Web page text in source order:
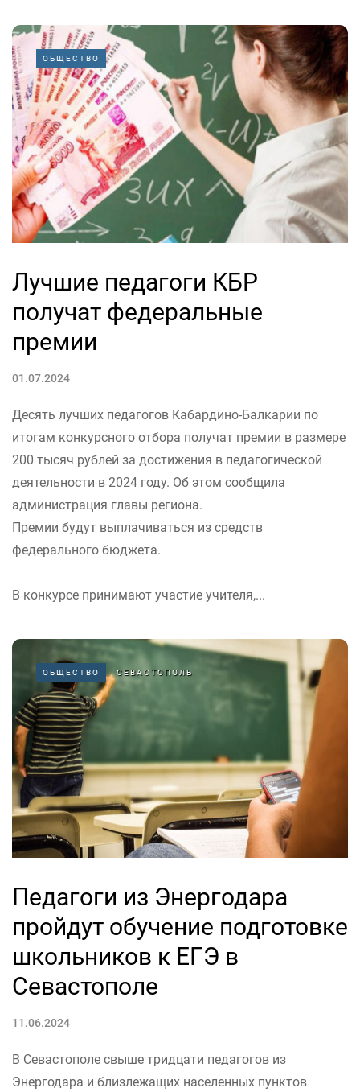
ОБЩЕСТВО
Лучшие педагоги КБР
получат федеральные
премии
01.07.2024
Десять лучших педагогов Кабардино-Балкарии по
итогам конкурсного отбора получат премии в размере
200 тысяч рублей за достижения в педагогической
деятельности в 2024 году. Об этом сообщила
администрация главы региона.
Премии будут выплачиваться из средств
федерального бюджета.
В конкурсе принимают участие учителя,...
ОБЩЕСТВО СЕВАСТОПОЛЬ
Педагоги из Энергодара
пройдут обучение подготовке
школьников к ЕГЭ в
Севастополе
11.06.2024
В Севастополе свыше тридцати педагогов из
Энергодара и близлежащих населенных пунктов